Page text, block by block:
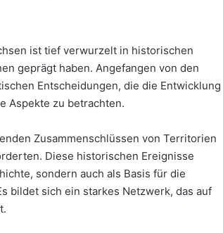
ist tief verwurzelt in historischen
geprägt haben. Angefangen von den
Entscheidungen, die die Entwicklung
Aspekte zu betrachten.
Zusammenschlüssen von Territorien
Diese historischen Ereignisse
sondern auch als Basis für die
bildet sich ein starkes Netzwerk, das auf